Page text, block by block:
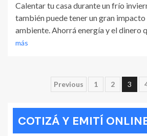
Calentar tu casa durante un frío
también puede tener un gran
ambiente. Ahorrá energía y el dinero
más
Paginación
de
entradas
Previous 1 2 3
COTIZÁ Y EMITÍ